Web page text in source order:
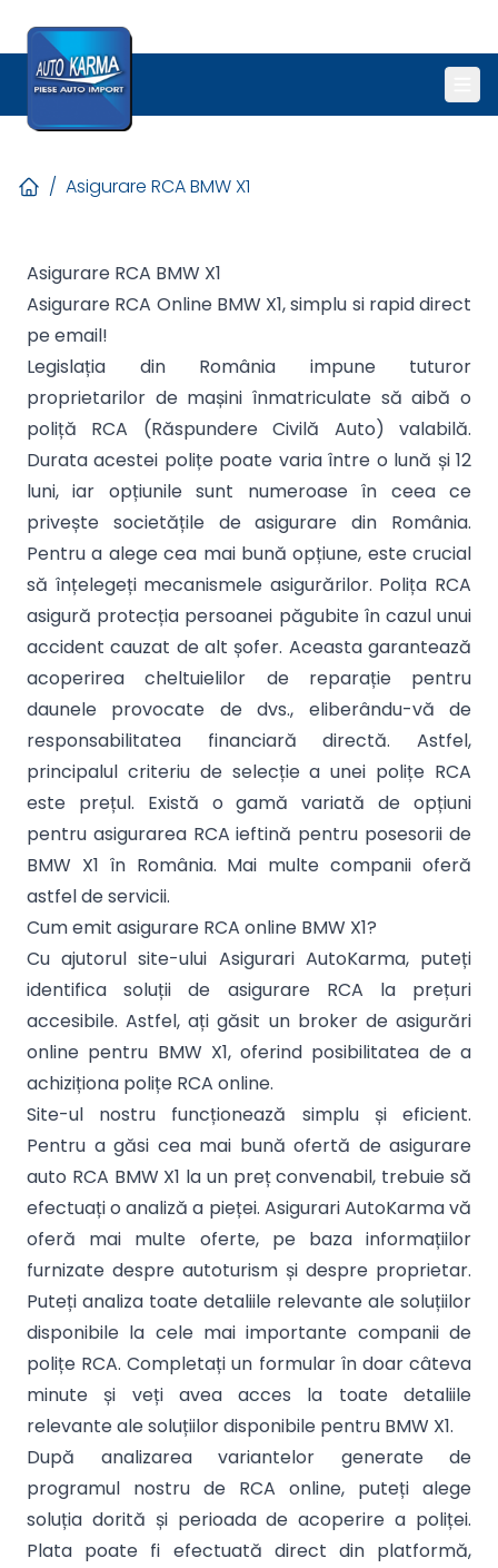
/ Asigurare RCA BMW X1
Asigurare RCA BMW X1
Asigurare RCA Online BMW X1, simplu si rapid direct
pe email!
Legislația din România impune tuturor
proprietarilor de mașini înmatriculate să aibă o
poliță RCA (Răspundere Civilă Auto) valabilă.
Durata acestei polițe poate varia între o lună și 12
luni, iar opțiunile sunt numeroase în ceea ce
privește societățile de asigurare din România.
Pentru a alege cea mai bună opțiune, este crucial
să înțelegeți mecanismele asigurărilor. Polița RCA
asigură protecția persoanei păgubite în cazul unui
accident cauzat de alt șofer. Aceasta garantează
acoperirea cheltuielilor de reparație pentru
daunele provocate de dvs., eliberându-vă de
responsabilitatea financiară directă. Astfel,
principalul criteriu de selecție a unei polițe RCA
este prețul. Există o gamă variată de opțiuni
pentru asigurarea RCA ieftină pentru posesorii de
BMW X1 în România. Mai multe companii oferă
astfel de servicii.
Cum emit asigurare RCA online BMW X1?
Cu ajutorul site-ului Asigurari AutoKarma, puteți
identifica soluții de asigurare RCA la prețuri
accesibile. Astfel, ați găsit un broker de asigurări
online pentru BMW X1, oferind posibilitatea de a
achiziționa polițe RCA online.
Site-ul nostru funcționează simplu și eficient.
Pentru a găsi cea mai bună ofertă de asigurare
auto RCA BMW X1 la un preț convenabil, trebuie să
efectuați o analiză a pieței. Asigurari AutoKarma vă
oferă mai multe oferte, pe baza informațiilor
furnizate despre autoturism și despre proprietar.
Puteți analiza toate detaliile relevante ale soluțiilor
disponibile la cele mai importante companii de
polițe RCA. Completați un formular în doar câteva
minute și veți avea acces la toate detaliile
relevante ale soluțiilor disponibile pentru BMW X1.
După analizarea variantelor generate de
programul nostru de RCA online, puteți alege
soluția dorită și perioada de acoperire a poliței.
Plata poate fi efectuată direct din platformă,